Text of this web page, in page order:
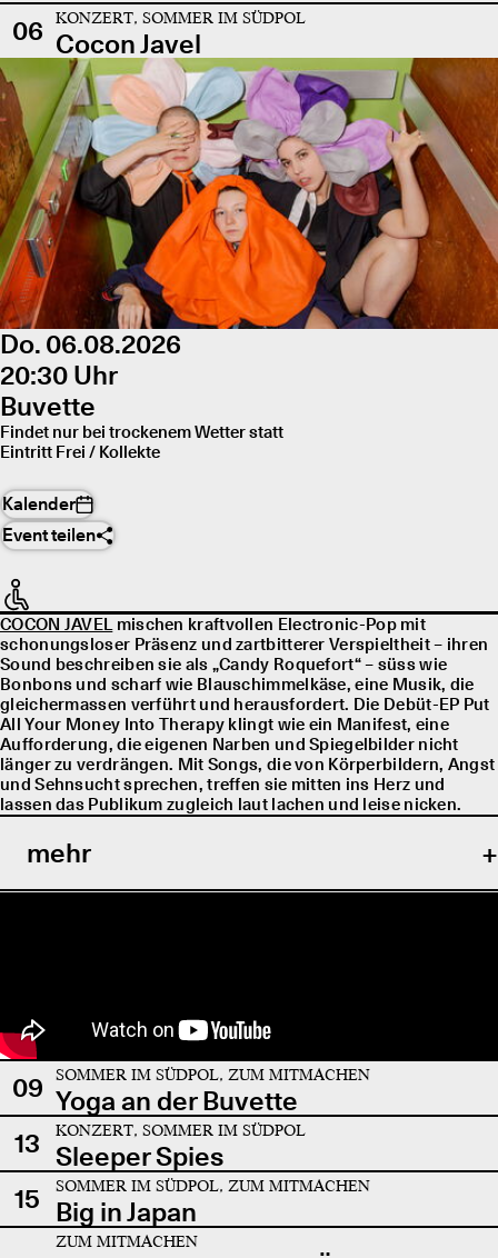
06 KONZERT, SOMMER IM SÜDPOL
Cocon Javel
Do. 06.08.2026
20:30 Uhr
Buvette
Findet nur bei trockenem Wetter statt
Eintritt Frei / Kollekte
Kalender
Event teilen
COCON JAVELmischen kraftvollen Electronic-Pop mit
schonungsloser Präsenz und zartbitterer Verspieltheit – ihren
Sound beschreiben sie als „Candy Roquefort“ – süss wie
Bonbons und scharf wie Blauschimmelkäse, eine Musik, die
gleichermassen verführt und herausfordert. Die Debüt-EP Put
All Your Money Into Therapy klingt wie ein Manifest, eine
Aufforderung, die eigenen Narben und Spiegelbilder nicht
länger zu verdrängen. Mit Songs, die von Körperbildern, Angst
und Sehnsucht sprechen, treffen sie mitten ins Herz und
lassen das Publikum zugleich laut lachen und leise nicken.
mehr
09 SOMMER IM SÜDPOL, ZUM MITMACHEN
Yoga an der Buvette
13
KONZERT, SOMMER IM SÜDPOL
Sleeper Spies
15
SOMMER IM SÜDPOL, ZUM MITMACHEN
Big in Japan
ZUM MITMACHEN